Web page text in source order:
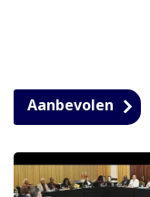
Aanbevolen